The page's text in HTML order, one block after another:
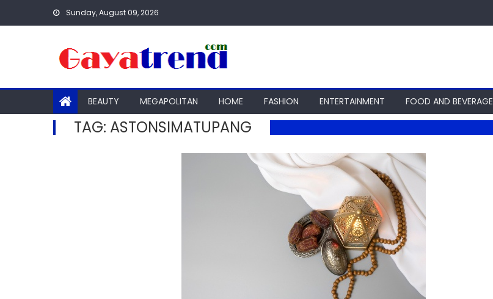
Sunday, August 09, 2026
BEAUTY MEGAPOLITAN HOME FASHION ENTERTAINMENT FOOD AND BEVERAGE
TAG: ASTONSIMATUPANG